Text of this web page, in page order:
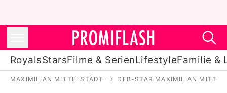
RoyalsStarsFilme & SerienLifestyleFamilie &
MAXIMILIAN MITTELSTÄDT DFB-STAR MAXIMILIAN